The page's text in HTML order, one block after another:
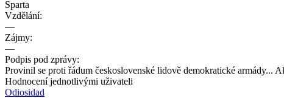
Sparta
Vzdělání:
—
Zájmy:
—
Podpis pod zprávy:
Provinil se proti řádum československé lidově demokratické armády...
Hodnocení jednotlivými uživateli
Odiosidad